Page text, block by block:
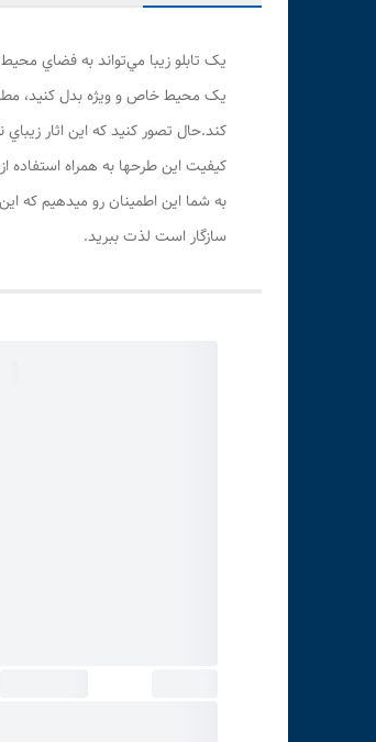
يک تابلو زيبا مي‌تواند به فضاي
يک محيط خاص و ويژه بدل کنيد،
کند.حال تصور کنيد که اين اثار
کيفيت اين طرحها به همراه استفاده
به شما این اطمینان رو میدهیم که
سازگار است لذت ببرید.